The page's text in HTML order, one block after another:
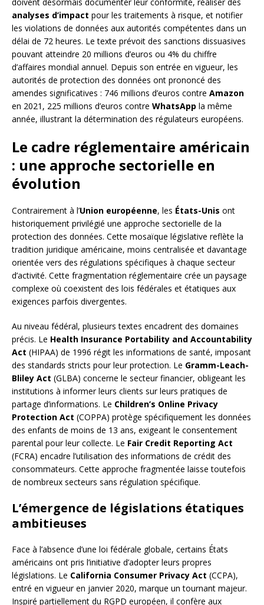
analyses d’impact pour les traitements à risque, et notifier
les violations de données aux autorités compétentes dans un
délai de 72 heures. Le texte prévoit des sanctions dissuasives
pouvant atteindre 20 millions d’euros ou 4% du chiffre
d’affaires mondial annuel. Depuis son entrée en vigueur, les
autorités de protection des données ont prononcé des
amendes significatives : 746 millions d’euros contre Amazon
en 2021, 225 millions d’euros contre WhatsApp la même
année, illustrant la détermination des régulateurs européens.
Le cadre réglementaire américain
: une approche sectorielle en
évolution
Contrairement à l’Union européenne, les États-Unis ont
historiquement privilégié une approche sectorielle de la
protection des données. Cette mosaïque législative reflète la
tradition juridique américaine, moins centralisée et davantage
orientée vers des régulations spécifiques à chaque secteur
d’activité. Cette fragmentation réglementaire crée un paysage
complexe où coexistent des lois fédérales et étatiques aux
exigences parfois divergentes.
Au niveau fédéral, plusieurs textes encadrent des domaines
précis. Le Health Insurance Portability and Accountability
Act (HIPAA) de 1996 régit les informations de santé, imposant
des standards stricts pour leur protection. Le Gramm-Leach-
Bliley Act (GLBA) concerne le secteur financier, obligeant les
institutions à informer leurs clients sur leurs pratiques de
partage d’informations. Le Children’s Online Privacy
Protection Act (COPPA) protège spécifiquement les données
des enfants de moins de 13 ans, exigeant le consentement
parental pour leur collecte. Le Fair Credit Reporting Act
(FCRA) encadre l’utilisation des informations de crédit des
consommateurs. Cette approche fragmentée laisse toutefois
de nombreux secteurs sans régulation spécifique.
L’émergence de législations étatiques
ambitieuses
Face à l’absence d’une loi fédérale globale, certains États
américains ont pris l’initiative d’adopter leurs propres
législations. Le California Consumer Privacy Act (CCPA),
entré en vigueur en janvier 2020, marque un tournant majeur.
Inspiré partiellement du RGPD européen, il confère aux